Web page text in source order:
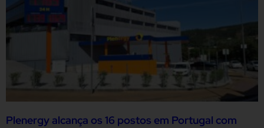
Plenergy alcança os 16 postos em Portugal com